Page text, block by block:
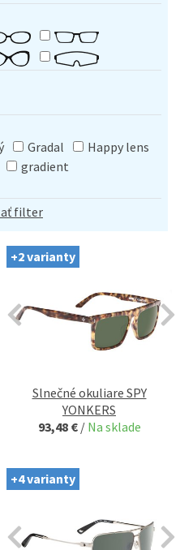
Gradal
Happy lens
gradient
filter
+2 varianty
Slnečné okuliare SPY
YONKERS
93,48 € / Na sklade
+4 varianty